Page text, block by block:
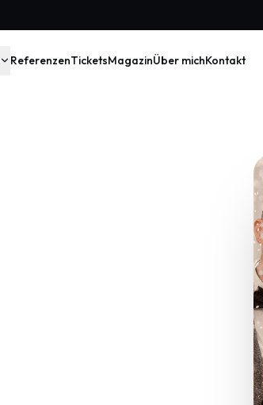
ReferenzenTicketsMagazinÜber michKontakt